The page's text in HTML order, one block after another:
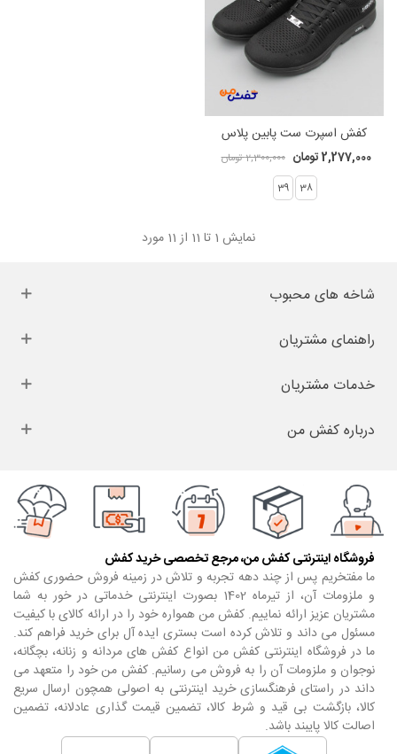
کفش اسپرت ست پابین پلاس
مدل اسکیچرز کد 1147
2,277,000 تومان
2,300,000 تومان
38
39
نمایش 1 تا 11 از 11 مورد
شاخه های محبوب
راهنمای مشتریان
خدمات مشتریان
درباره کفش من
فروشگاه اینترنتی کفش من، مرجع تخصصی خرید کفش
ما مفتخریم پس از چند دهه تجربه و تلاش در زمینه فروش حضوری کفش
و ملزومات آن، از تیرماه 1402 بصورت اینترنتی خدماتی در خور به شما
مشتریان عزیز ارائه نماییم. کفش من همواره خود را در ارائه کالای با کیفیت
مسئول می داند و تلاش کرده است بستری ایده آل برای خرید فراهم کند.
ما در فروشگاه اینترنتی کفش من انواع کفش های مردانه و زنانه، بچگانه،
نوجوان و ملزومات آن را به فروش می رسانیم. کفش من خود را متعهد می
داند در راستای فرهنگسازی خرید اینترنتی به اصولی همچون ارسال سریع
کالا، بازگشت بی قید و شرط کالا، تضمین قیمت گذاری عادلانه، تضمین
اصالت کالا پایبند باشد.